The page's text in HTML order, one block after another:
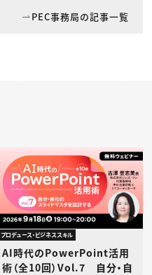
PEC事務局の記事一覧
プロデュース・ビジネススキル
AI時代のPowerPoint活用
術（全10回）Vol.7 自分・自